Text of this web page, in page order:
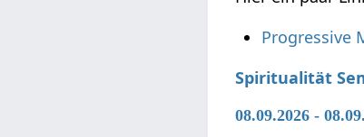
Progressive
Spiritualität
08.09.2026 -